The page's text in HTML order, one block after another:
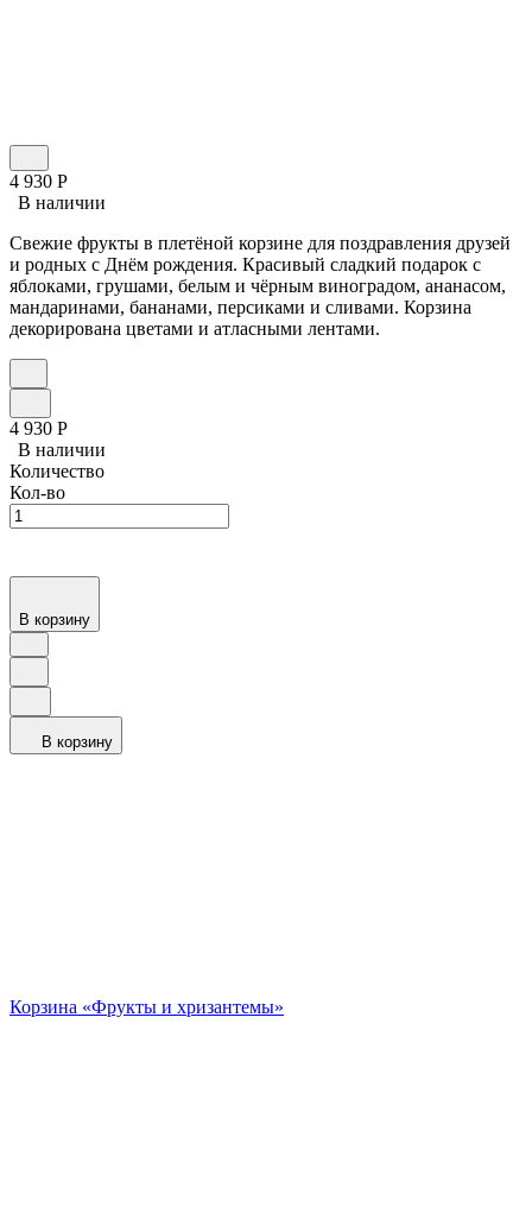
4 930 Р
В наличии
Свежие фрукты в плетёной корзине для поздравления друзей
и родных с Днём рождения. Красивый сладкий подарок с
яблоками, грушами, белым и чёрным виноградом, ананасом,
мандаринами, бананами, персиками и сливами. Корзина
декорирована цветами и атласными лентами.
4 930 Р
В наличии
Количество
Кол-во
В корзину
В корзину
Корзина «Фрукты и хризантемы»